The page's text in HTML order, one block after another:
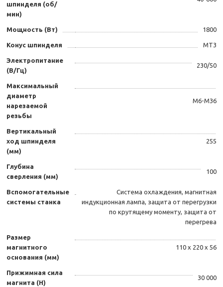
шпинделя (об/
мин)
Мощность (Вт) 1800
Конус шпинделя МТ3
Электропитание
(В/Гц)
230/50
Максимальный
диаметр
нарезаемой
резьбы
М6-М36
Вертикальный
ход шпинделя
(мм)
255
Глубина
сверления (мм)
100
Вспомогательные
системы станка
Система охлаждения, магнитная
индукционная лампа, защита от перегрузки
по крутящему моменту, защита от
перегрева
Размер
магнитного
основания (мм)
110 х 220 х 56
Прижимная сила
магнита (Н)
30 000